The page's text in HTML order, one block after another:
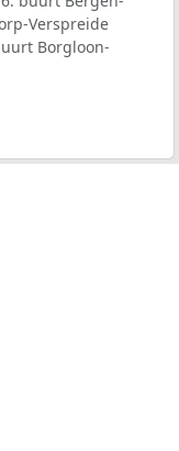
Verspreide
Borgloon-